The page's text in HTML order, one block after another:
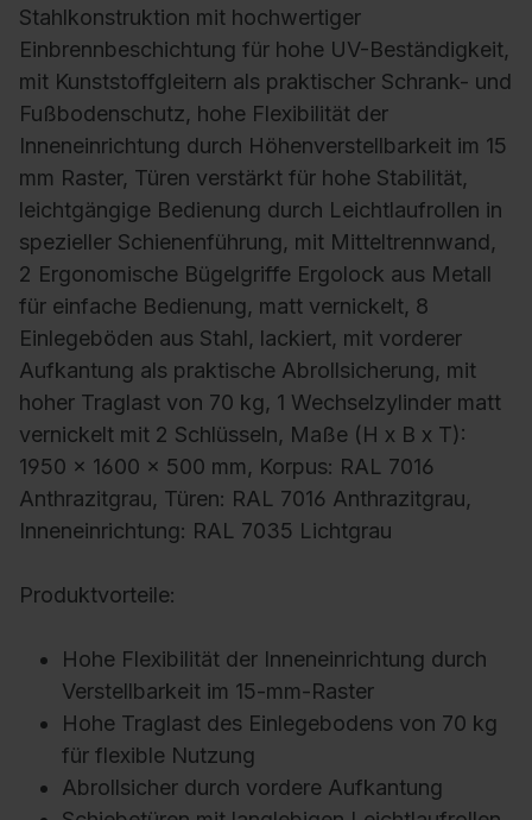
Stahlkonstruktion mit hochwertiger
Einbrennbeschichtung für hohe UV-Beständigkeit,
mit Kunststoffgleitern als praktischer Schrank- und
Fußbodenschutz, hohe Flexibilität der
Inneneinrichtung durch Höhenverstellbarkeit im 15
mm Raster, Türen verstärkt für hohe Stabilität,
leichtgängige Bedienung durch Leichtlaufrollen in
spezieller Schienenführung, mit Mitteltrennwand,
2 Ergonomische Bügelgriffe Ergolock aus Metall
für einfache Bedienung, matt vernickelt, 8
Einlegeböden aus Stahl, lackiert, mit vorderer
Aufkantung als praktische Abrollsicherung, mit
hoher Traglast von 70 kg, 1 Wechselzylinder matt
vernickelt mit 2 Schlüsseln, Maße (H x B x T):
1950 x 1600 x 500 mm, Korpus: RAL 7016
Anthrazitgrau, Türen: RAL 7016 Anthrazitgrau,
Inneneinrichtung: RAL 7035 Lichtgrau
Produktvorteile:
Hohe Flexibilität der Inneneinrichtung durch
Verstellbarkeit im 15-mm-Raster
Hohe Traglast des Einlegebodens von 70 kg
für flexible Nutzung
Abrollsicher durch vordere Aufkantung